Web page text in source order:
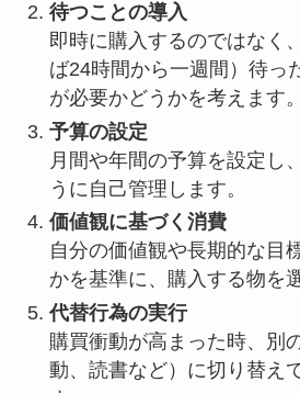
待つことの導入
即時に購入するのではなく
ば24時間から一週間）待っ
が必要かどうかを考えます。
予算の設定
月間や年間の予算を設定し
うに自己管理します。
価値観に基づく消費
自分の価値観や長期的な目
かを基準に、購入する物を
代替行為の実行
購買衝動が高まった時、別
動、読書など）に切り替え